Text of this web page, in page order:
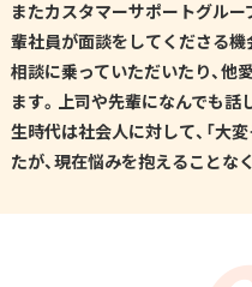
またカスタマーサポートグルー
輩社員が面談をしてくださる機
相談に乗っていただいたり、他
ます。上司や先輩になんでも話
生時代は社会人に対して、「大
たが、現在悩みを抱えることな